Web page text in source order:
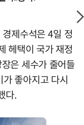
제수석은 4일 정
헤택이 국가 재정
은 세수가 줄어들
좋아지고 다시
다.